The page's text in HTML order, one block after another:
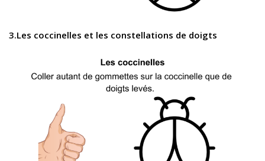
3.Les coccinelles et les constellations de doigts